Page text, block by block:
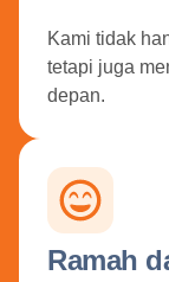
Kami tidak
tetapi juga
depan.
Ramah